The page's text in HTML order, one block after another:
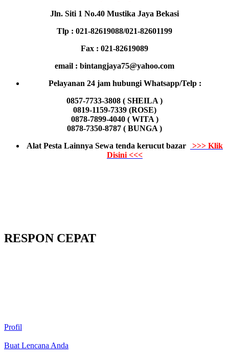
Jln. Siti 1 No.40 Mustika Jaya Bekasi
Tlp : 021-82619088/021-82601199
Fax : 021-82619089
email : bintangjaya75@yahoo.com
Pelayanan 24 jam hubungi Whatsapp/Telp :
0857-7733-3808 ( SHEILA )
0819-1159-7339 (ROSE)
0878-7899-4040 ( WITA )
0878-7350-8787 ( BUNGA )
Alat Pesta Lainnya Sewa tenda kerucut bazar
>>> Klik
Disini <<<
RESPON CEPAT
Profil
Buat Lencana Anda